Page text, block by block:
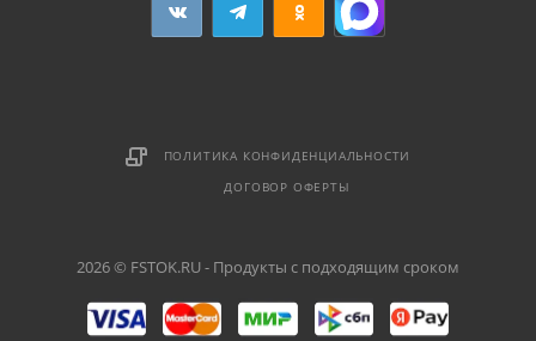
ПОЛИТИКА КОНФИДЕНЦИАЛЬНОСТИ
ДОГОВОР ОФЕРТЫ
2026 © FSTOK.RU - Продукты с подходящим сроком